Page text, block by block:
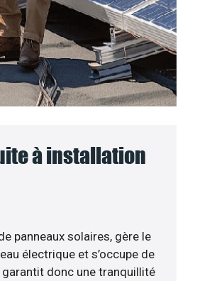
à installation
panneaux solaires, gère le
électrique et s’occupe de
donc une tranquillité